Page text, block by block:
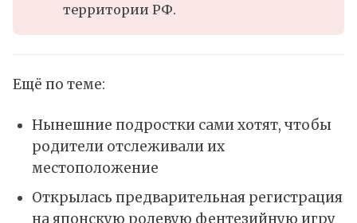
территории РФ.
Ещё по теме:
Нынешние подростки сами хотят, чтобы
родители отслеживали их
местоположение
Открылась предварительная регистрация
на японскую ролевую фентезийную игру